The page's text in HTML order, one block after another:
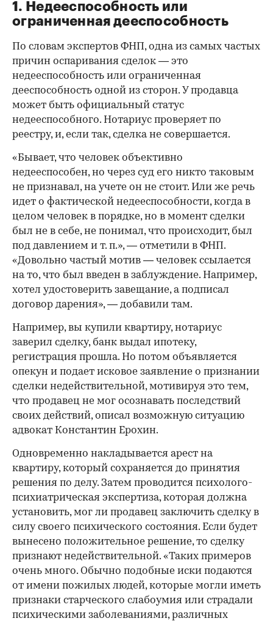
1. Недееспособность или
ограниченная дееспособность
По словам экспертов ФНП, одна из самых частых
причин оспаривания сделок — это
недееспособность или ограниченная
дееспособность одной из сторон. У продавца
может быть официальный статус
недееспособного. Нотариус проверяет по
реестру, и, если так, сделка не совершается.
«Бывает, что человек объективно
недееспособен, но через суд его никто таковым
не признавал, на учете он не стоит. Или же речь
идет о фактической недееспособности, когда в
целом человек в порядке, но в момент сделки
был не в себе, не понимал, что происходит, был
под давлением и т. п.», — отметили в ФНП.
«Довольно частый мотив — человек ссылается
на то, что был введен в заблуждение. Например,
хотел удостоверить завещание, а подписал
договор дарения», — добавили там.
Например, вы купили квартиру, нотариус
заверил сделку, банк выдал ипотеку,
регистрация прошла. Но потом объявляется
опекун и подает исковое заявление о признании
сделки недействительной, мотивируя это тем,
что продавец не мог осознавать последствий
своих действий, описал возможную ситуацию
адвокат Константин Ерохин.
Одновременно накладывается арест на
квартиру, который сохраняется до принятия
решения по делу. Затем проводится психолого-
психиатрическая экспертиза, которая должна
установить, мог ли продавец заключить сделку в
силу своего психического состояния. Если будет
вынесено положительное решение, то сделку
признают недействительной. «Таких примеров
очень много. Обычно подобные иски подаются
от имени пожилых людей, которые могли иметь
признаки старческого слабоумия или страдали
психическими заболеваниями, различных